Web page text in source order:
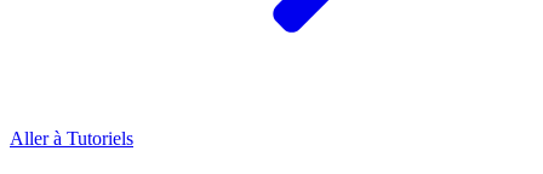
Aller à Tutoriels